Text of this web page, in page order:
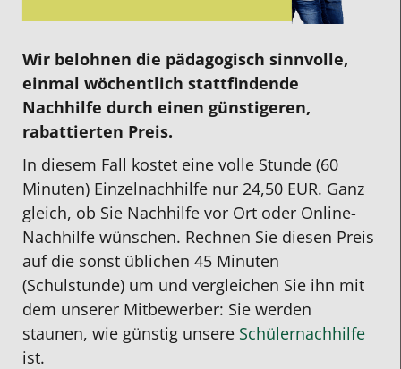
Wir belohnen die pädagogisch sinnvolle,
einmal wöchentlich stattfindende
Nachhilfe durch einen günstigeren,
rabattierten Preis.
In diesem Fall kostet eine volle Stunde (60
Minuten) Einzelnachhilfe nur 24,50 EUR. Ganz
gleich, ob Sie Nachhilfe vor Ort oder Online-
Nachhilfe wünschen. Rechnen Sie diesen Preis
auf die sonst üblichen 45 Minuten
(Schulstunde) um und vergleichen Sie ihn mit
dem unserer Mitbewerber: Sie werden
staunen, wie günstig unsere Schülernachhilfe
ist.